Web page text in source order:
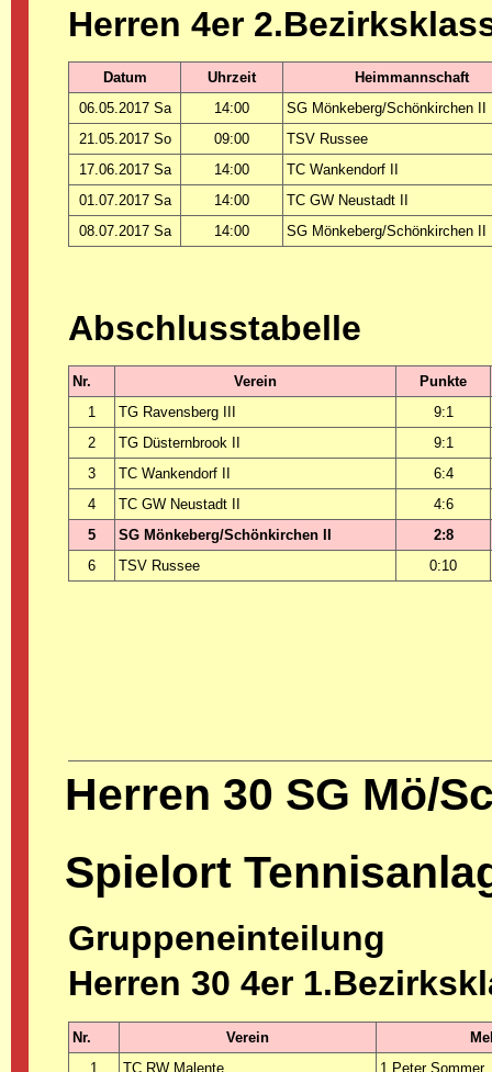
Herren 4er
Datum Uhrzeit
Heimmannschaft
06.05.2017 Sa
14:00
SG Mönkeberg/Schönkirchen II
21.05.2017 So
09:00
TSV Russee
17.06.2017 Sa
14:00
TC Wankendorf II
01.07.2017 Sa
14:00
TC GW Neustadt II
08.07.2017 Sa
14:00 SG Mönkeberg/Schönkirchen II
Abschlusstabelle
Nr. Verein
Punkte
1
TG Ravensberg III
9:1
2
TG Düsternbrook II
9:1
3
TC Wankendorf II
6:4
4
TC GW Neustadt II
4:6
5
SG Mönkeberg/Schönkirchen II
2:8
6
TSV Russee 0:10
Herren 30 SG Mö/
Spielort
Gruppeneinteilung
Herren 30 4er
Nr. Verein
1
TC RW Malente 1 Peter Sommer